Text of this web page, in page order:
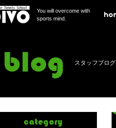
You will overcome with
sports mind.
スタッフブログ